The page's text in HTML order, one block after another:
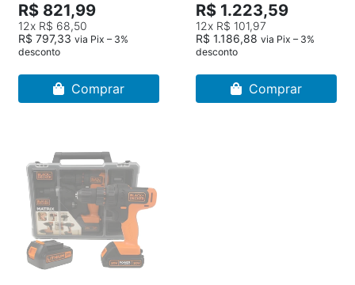
R$ 821,99
12x R$ 68,50
R$ 797,33 via Pix – 3%
desconto
Comprar
R$ 1.223,59
12x R$ 101,97
R$ 1.186,88 via Pix – 3%
desconto
Comprar